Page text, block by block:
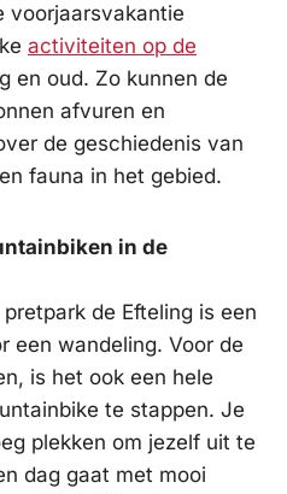
voorjaarsvakantie
activiteiten op de
en oud. Zo kunnen de
afvuren en
de geschiedenis van
fauna in het gebied.
in de
de Efteling is een
een wandeling. Voor de
is het ook een hele
te stappen. Je
plekken om jezelf uit te
dag gaat met mooi